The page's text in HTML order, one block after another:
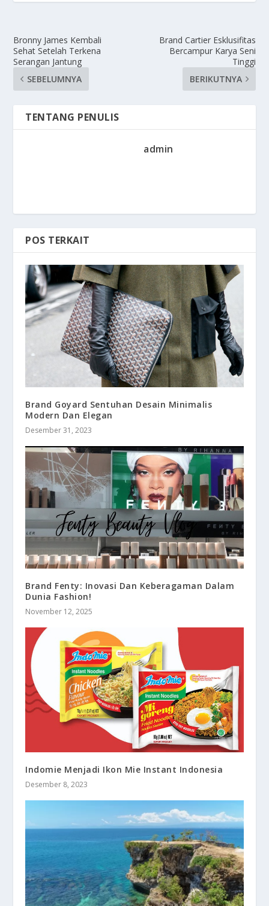
Bronny James Kembali
Sehat Setelah Terkena
Serangan Jantung
SEBELUMNYA
Brand Cartier Esklusifitas
Bercampur Karya Seni
Tinggi
BERIKUTNYA
TENTANG PENULIS
admin
POS TERKAIT
Brand Goyard Sentuhan Desain Minimalis
Modern Dan Elegan
Desember 31, 2023
Brand Fenty: Inovasi Dan Keberagaman Dalam
Dunia Fashion!
November 12, 2025
Indomie Menjadi Ikon Mie Instant Indonesia
Desember 8, 2023